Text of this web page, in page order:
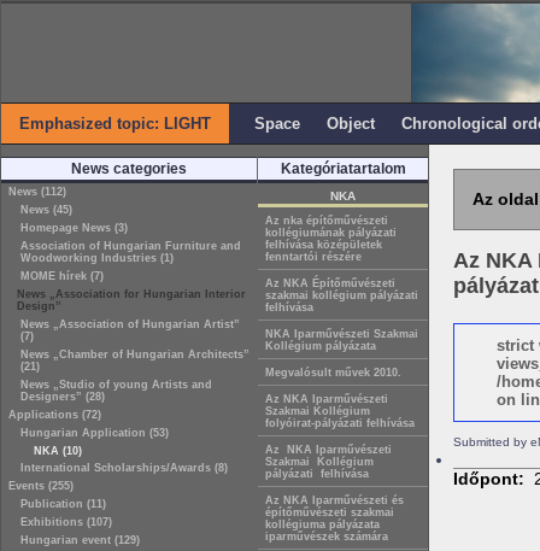
Emphasized topic: LIGHT Space Object Chronological
News categories
News (112)
News (45)
Homepage News (3)
Association of Hungarian Furniture and
Woodworking Industries (1)
MOME hírek (7)
News „Association for Hungarian Interior
Design”
News „Association of Hungarian Artist”
(7)
News „Chamber of Hungarian Architects”
(21)
News „Studio of young Artists and
Designers” (28)
Applications (72)
Hungarian Application (53)
NKA (10)
International Scholarships/Awards (8)
Events (255)
Publication (11)
Exhibitions (107)
Hungarian event (129)
Kategóriatartalom
NKA
Az nka építőművészeti
kollégiumának pályázati
felhívása középületek
fenntartói részére
Az NKA Építőművészeti
szakmai kollégium pályázati
felhívása
NKA Iparművészeti Szakmai
Kollégium pályázata
Megvalósult művek 2010.
Az NKA Iparművészeti
Szakmai Kollégium
folyóirat-pályázati felhívása
Az NKA Iparművészeti
Szakmai Kollégium
pályázati felhívása
Az NKA Iparművészeti és
építőművészeti szakmai
kollégiuma pályázata
iparművészek számára
Az
Az
strict
/
on
Submitted by
Időpont: